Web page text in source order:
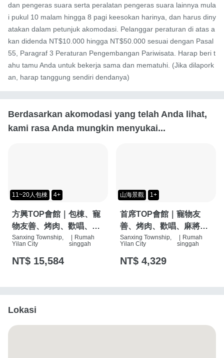
dan pengeras suara serta peralatan pengeras suara lainnya mula
i pukul 10 malam hingga 8 pagi keesokan harinya, dan harus diny
atakan dalam petunjuk akomodasi. Pelanggar peraturan di atas a
kan didenda NT$10.000 hingga NT$50.000 sesuai dengan Pasal
55, Paragraf 3 Peraturan Pengembangan Pariwisata. Harap beri t
ahu tamu Anda untuk bekerja sama dan mematuhi. (Jika dilapork
an, harap tanggung sendiri dendanya)
Berdasarkan akomodasi yang telah Anda lihat,
kami rasa Anda mungkin menyukai...
11~20人包棟 4+
方興TOP會館｜包棟、寵
物友善、烤肉、歡唱、麻
將桌、按摩椅、特斯拉充
Sanxing Township,
Yilan City
Rumah
singgah
NT$ 15,584
山海景觀 1+
首席TOP會館｜寵物友
善、烤肉、歡唱、麻將
桌、按摩椅、特斯拉充電
Sanxing Township,
Yilan City
Rumah
singgah
NT$ 4,329
Lokasi